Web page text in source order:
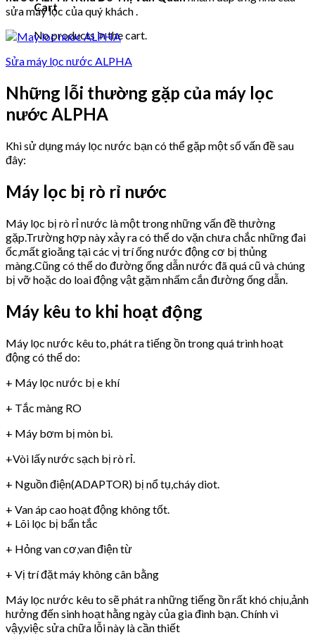
Cart
No products in the cart.
sửa máy lọc của quý khách .
Sửa máy lọc nước ALPHA
Những lỗi thường gặp của máy lọc
nước ALPHA
Khi sử dụng máy lọc nước bạn có thể gặp một số vấn đề sau
đây:
Máy lọc bị rò rỉ nước
Máy lọc bị rò rỉ nước là một trong những vấn đề thường
gặp.Trường hợp này xảy ra có thể do vặn chưa chắc những đai
ốc,mất gioăng tại các vị trí ống nước động cơ bị thủng
màng.Cũng có thể do đường ống dẫn nước đã quá cũ và chúng
bị vỡ hoặc do loai động vật gặm nhấm cắn đường ống dẫn.
Máy kêu to khi hoạt động
Máy lọc nước kêu to, phát ra tiếng ồn trong quá trình hoạt
động có thể do:
+ Máy lọc nước bị e khí
+ Tắc màng RO
+ Máy bơm bị mòn bi.
+Vòi lấy nước sạch bị rò rỉ.
+ Nguồn điện(ADAPTOR) bị nổ tụ,cháy diot.
+ Van áp cao hoạt động không tốt.
+ Lõi lọc bị bẩn tắc
+ Hỏng van cơ,van điện từ
+ Vị trí đặt máy không cân bằng
Máy lọc nước kêu to sẽ phát ra những tiếng ồn rất khó chịu,ảnh
hưởng đến sinh hoạt hằng ngày của gia đình bạn. Chính vì
vậy,việc sửa chữa lỗi này là cần thiết